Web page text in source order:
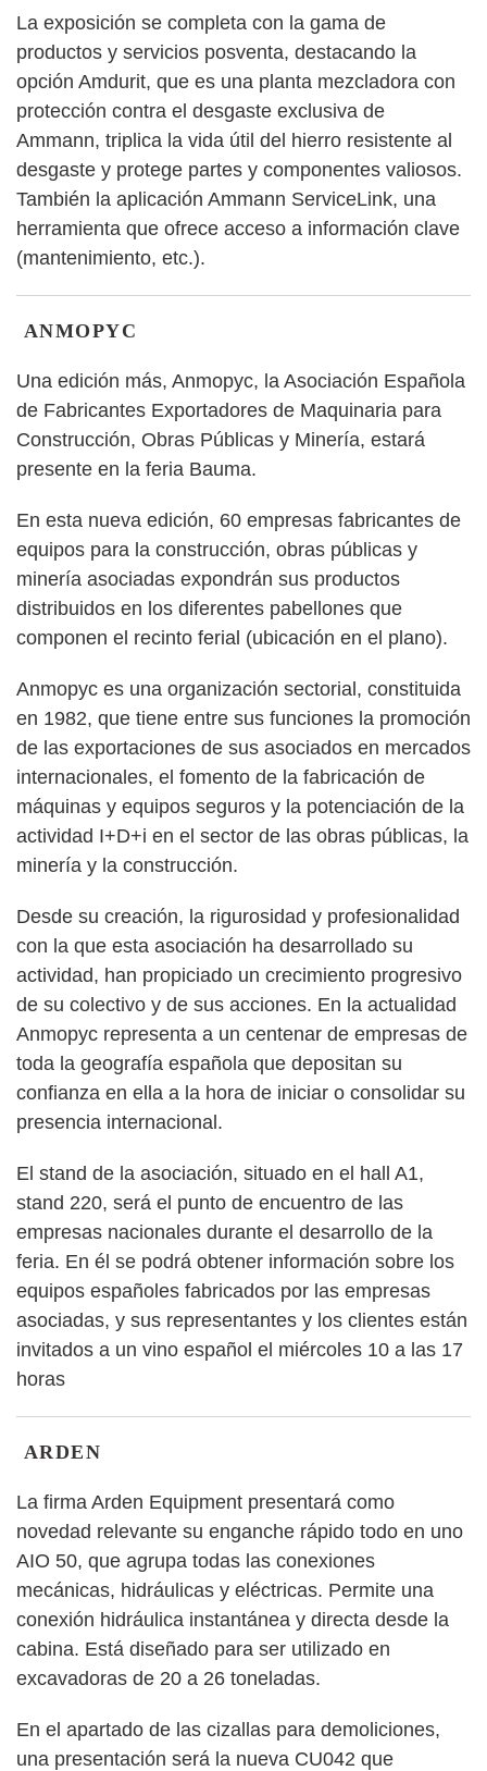
La exposición se completa con la gama de
productos y servicios posventa, destacando la
opción Amdurit, que es una planta mezcladora con
protección contra el desgaste exclusiva de
Ammann, triplica la vida útil del hierro resistente al
desgaste y protege partes y componentes valiosos.
También la aplicación Ammann ServiceLink, una
herramienta que ofrece acceso a información clave
(mantenimiento, etc.).
ANMOPYC
Una edición más, Anmopyc, la Asociación Española
de Fabricantes Exportadores de Maquinaria para
Construcción, Obras Públicas y Minería, estará
presente en la feria Bauma.
En esta nueva edición, 60 empresas fabricantes de
equipos para la construcción, obras públicas y
minería asociadas expondrán sus productos
distribuidos en los diferentes pabellones que
componen el recinto ferial (ubicación en el plano).
Anmopyc es una organización sectorial, constituida
en 1982, que tiene entre sus funciones la promoción
de las exportaciones de sus asociados en mercados
internacionales, el fomento de la fabricación de
máquinas y equipos seguros y la potenciación de la
actividad I+D+i en el sector de las obras públicas, la
minería y la construcción.
Desde su creación, la rigurosidad y profesionalidad
con la que esta asociación ha desarrollado su
actividad, han propiciado un crecimiento progresivo
de su colectivo y de sus acciones. En la actualidad
Anmopyc representa a un centenar de empresas de
toda la geografía española que depositan su
confianza en ella a la hora de iniciar o consolidar su
presencia internacional.
El stand de la asociación, situado en el hall A1,
stand 220, será el punto de encuentro de las
empresas nacionales durante el desarrollo de la
feria. En él se podrá obtener información sobre los
equipos españoles fabricados por las empresas
asociadas, y sus representantes y los clientes están
invitados a un vino español el miércoles 10 a las 17
horas
ARDEN
La firma Arden Equipment presentará como
novedad relevante su enganche rápido todo en uno
AIO 50, que agrupa todas las conexiones
mecánicas, hidráulicas y eléctricas. Permite una
conexión hidráulica instantánea y directa desde la
cabina. Está diseñado para ser utilizado en
excavadoras de 20 a 26 toneladas.
En el apartado de las cizallas para demoliciones,
una presentación será la nueva CU042 que